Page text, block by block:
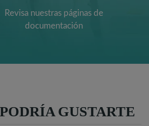
Revisa nuestras páginas de
documentación
GUSTARTE